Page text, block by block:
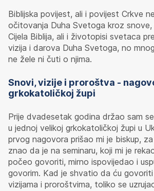
Biblijska povijest, ali i povijest Crkve
očitovanja Duha Svetoga kroz snove,
Cijela Biblija, ali i životopisi svetaca
vizija i darova Duha Svetoga, no
ne žele ni čuti o njima.
Snovi, vizije i proroštva -
grkokatoličkoj župi
Prije dvadesetak godina držao sam
u jednoj velikoj grkokatoličkoj župi u
prvog nagovora prišao mi je biskup,
znao da je na seminaru, koji mi je
počeo govoriti, mirno ispovijedao i
govorim. Kad je shvatio da ću
vizijama i proroštvima, toliko se